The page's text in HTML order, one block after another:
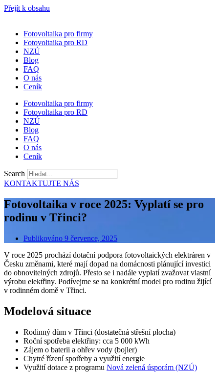
Přejít k obsahu
Fotovoltaika pro firmy
Fotovoltaika pro RD
NZÚ
Blog
FAQ
O nás
Ceník
Fotovoltaika pro firmy
Fotovoltaika pro RD
NZÚ
Blog
FAQ
O nás
Ceník
Search
KONTAKTUJTE NÁS
Fotovoltaika v roce 2025: Vyplatí se pro
rodinu v Třinci?
Publikováno 9 července, 2025
V roce 2025 prochází dotační podpora fotovoltaických elektráren v
Česku změnami, které mají dopad na domácnosti plánující investici
do obnovitelných zdrojů. Přesto se i nadále vyplatí zvažovat vlastní
výrobu elektřiny. Podívejme se na konkrétní model pro rodinu žijící
v rodinném domě v Třinci.
Modelová situace
Rodinný dům v Třinci (dostatečná střešní plocha)
Roční spotřeba elektřiny: cca 5 000 kWh
Zájem o baterii a ohřev vody (bojler)
Chytré řízení spotřeby a využití energie
Využití dotace z programu Nová zelená úsporám (NZÚ)